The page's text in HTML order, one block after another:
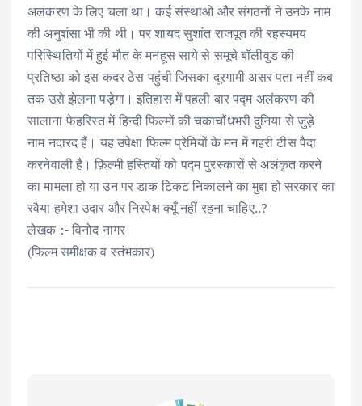
अलंकरण के लिए चला था। कई संस्थाओं और संगठनों ने उनके नाम
की अनुशंसा भी की थी। पर शायद सुशांत राजपूत की रहस्यमय
परिस्थितियों में हुई मौत के मनहूस साये से समूचे बॉलीवुड की
प्रतिष्ठा को इस कदर ठेस पहुंची जिसका दूरगामी असर पता नहीं कब
तक उसे झेलना पड़ेगा। इतिहास में पहली बार पद्म अलंकरण की
सालाना फेहरिस्त में हिन्दी फिल्मों की चकाचौंधभरी दुनिया से जुड़े
नाम नदारद हैं। यह उपेक्षा फिल्म प्रेमियों के मन में गहरी टीस पैदा
करनेवाली है। फ़िल्मी हस्तियों को पद्म पुरस्कारों से अलंकृत करने
का मामला हो या उन पर डाक टिकट निकालने का मुद्दा हो सरकार का
रवैया हमेशा उदार और निरपेक्ष क्यूँ नहीं रहना चाहिए..?
लेखक :- विनोद नागर
(फिल्म समीक्षक व स्तंभकार)